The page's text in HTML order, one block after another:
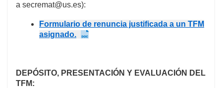
a secremat@us.es):
Formulario de renuncia justificada a un TFM
asignado.
DEPÓSITO, PRESENTACIÓN Y EVALUACIÓN DEL
TFM: